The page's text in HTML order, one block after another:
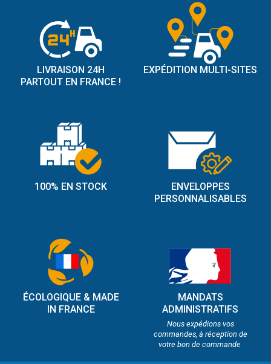
LIVRAISON 24H
PARTOUT EN FRANCE !
EXPÉDITION MULTI-SITES
100% EN STOCK
ENVELOPPES
PERSONNALISABLES
ÉCOLOGIQUE & MADE
IN FRANCE
MANDATS
ADMINISTRATIFS
Nous expédions vos
commandes, à réception de
votre bon de commande